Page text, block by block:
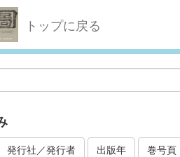
トップに戻る
発行社／発行者 出版年 巻号頁